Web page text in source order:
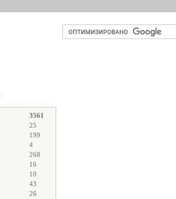
3561
25
199
4
268
16
10
43
26